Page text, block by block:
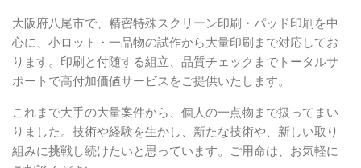
大阪府八尾市で、精密特殊スクリーン印刷・パッド印刷を中
心に、小ロット・一品物の試作から大量印刷まで対応してお
ります。印刷と付随する組立、品質チェックまでトータルサ
ポートで高付加価値サービスをご提供いたします。
これまで大手の大量案件から、個人の一点物まで扱ってまい
りました。技術や経験を生かし、新たな技術や、新しい取り
組みに挑戦し続けたいと思っています。ご用命は、お気軽に